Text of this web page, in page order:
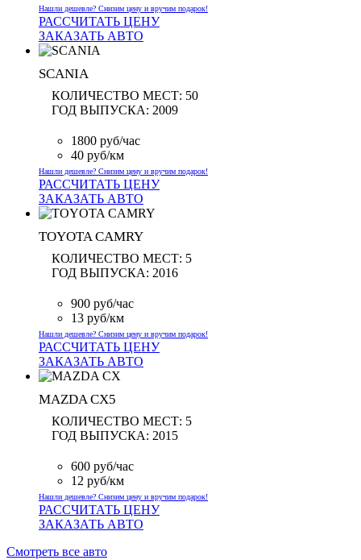
Нашли дешевле? Снизим цену и вручим подарок!
РАССЧИТАТЬ ЦЕНУ
ЗАКАЗАТЬ АВТО
SCANIA
КОЛИЧЕСТВО МЕСТ: 50
ГОД ВЫПУСКА: 2009
1800 руб/час
40 руб/км
Нашли дешевле? Снизим цену и вручим подарок!
РАССЧИТАТЬ ЦЕНУ
ЗАКАЗАТЬ АВТО
TOYOTA CAMRY
КОЛИЧЕСТВО МЕСТ: 5
ГОД ВЫПУСКА: 2016
900 руб/час
13 руб/км
Нашли дешевле? Снизим цену и вручим подарок!
РАССЧИТАТЬ ЦЕНУ
ЗАКАЗАТЬ АВТО
MAZDA CX5
КОЛИЧЕСТВО МЕСТ: 5
ГОД ВЫПУСКА: 2015
600 руб/час
12 руб/км
Нашли дешевле? Снизим цену и вручим подарок!
РАССЧИТАТЬ ЦЕНУ
ЗАКАЗАТЬ АВТО
Смотреть все авто